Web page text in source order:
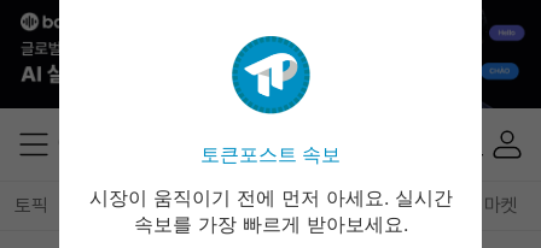
토픽 전체기사 암호화폐 블록체인 테크 경제 마켓
Solana (SOL)
Dogecoin (DOGE) ₩
토큰포스트 속보
시장이 움직이기 전에 먼저 아세요. 실시간
속보를 가장 빠르게 받아보세요.